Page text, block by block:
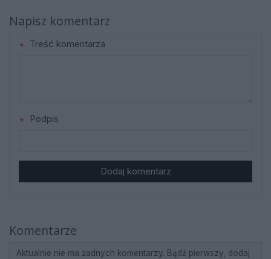
Napisz komentarz
Treść komentarza
Podpis
Dodaj komentarz
Komentarze
Aktualnie nie ma żadnych komentarzy. Bądź pierwszy, dodaj